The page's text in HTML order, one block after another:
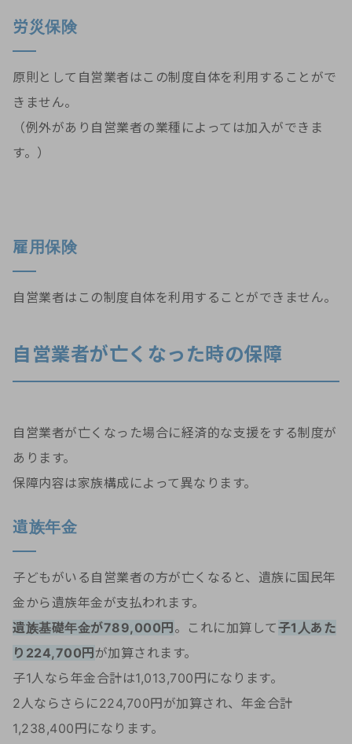
労災保険
原則として自営業者はこの制度自体を利用することがで
きません。
（例外があり自営業者の業種によっては加入ができま
す。）
雇用保険
自営業者はこの制度自体を利用することができません。
自営業者が亡くなった時の保障
自営業者が亡くなった場合に経済的な支援をする制度が
あります。
保障内容は家族構成によって異なります。
遺族年金
子どもがいる自営業者の方が亡くなると、遺族に国民年
金から遺族年金が支払われます。
遺族基礎年金が789,000円 。これに加算して子1人あた
り224,700円 が加算されます。
子1人なら年金合計は1,013,700円になります。
2人ならさらに224,700円が加算され、年金合計
1,238,400円になります。